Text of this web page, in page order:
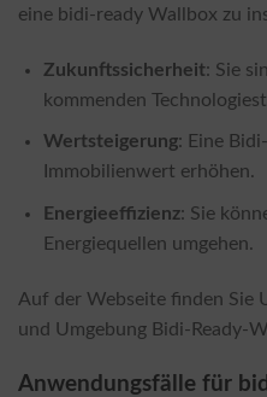
eine bidi-ready Wallbox zu
Zukunftssicherheit: Sie
kommenden
Wertsteigerung: Eine
Immobilienwert erhöhen.
Energieeffizienz: Sie
Energiequellen umgehen.
Auf der Webseite finden Sie
und Umgebung Bidi-Ready-
Anwendungsfälle für